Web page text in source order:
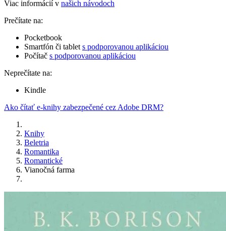
Viac informácií v našich návodoch
Prečítate na:
Pocketbook
Smartfón či tablet s podporovanou aplikáciou
Počítač s podporovanou aplikáciou
Neprečítate na:
Kindle
Ako čítať e-knihy zabezpečené cez Adobe DRM?
Knihy
Beletria
Romantika
Romantické
Vianočná farma